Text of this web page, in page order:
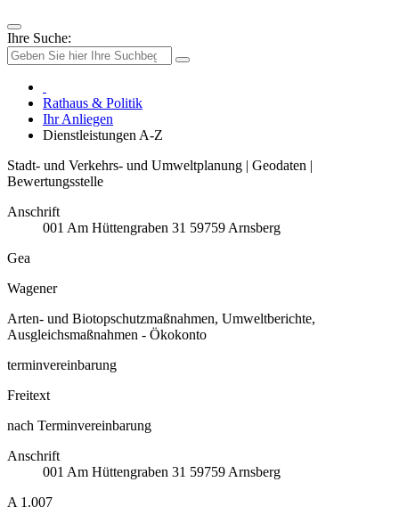
Ihre Suche:
Rathaus & Politik
Ihr Anliegen
Dienstleistungen A-Z
Stadt- und Verkehrs- und Umweltplanung | Geodaten |
Bewertungsstelle
Anschrift
001 Am Hüttengraben 31 59759 Arnsberg
Gea
Wagener
Arten- und Biotopschutzmaßnahmen, Umweltberichte,
Ausgleichsmaßnahmen - Ökokonto
terminvereinbarung
Freitext
nach Terminvereinbarung
Anschrift
001 Am Hüttengraben 31 59759 Arnsberg
A 1.007